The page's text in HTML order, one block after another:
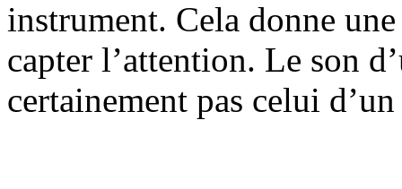
instrument. Cela donne
capter l’attention. Le son
certainement pas celui